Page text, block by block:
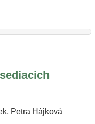
Petra Hájková